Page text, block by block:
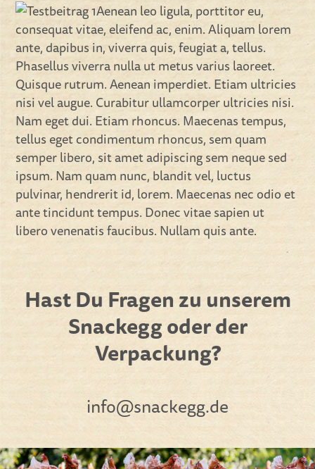
Aenean leo ligula, porttitor eu,
consequat vitae, eleifend ac, enim. Aliquam lorem
ante, dapibus in, viverra quis, feugiat a, tellus.
Phasellus viverra nulla ut metus varius laoreet.
Quisque rutrum. Aenean imperdiet. Etiam ultricies
nisi vel augue. Curabitur ullamcorper ultricies nisi.
Nam eget dui. Etiam rhoncus. Maecenas tempus,
tellus eget condimentum rhoncus, sem quam
semper libero, sit amet adipiscing sem neque sed
ipsum. Nam quam nunc, blandit vel, luctus
pulvinar, hendrerit id, lorem. Maecenas nec odio et
ante tincidunt tempus. Donec vitae sapien ut
libero venenatis faucibus. Nullam quis ante.
Hast Du Fragen zu unserem
Snackegg oder der
Verpackung?
info@snackegg.de